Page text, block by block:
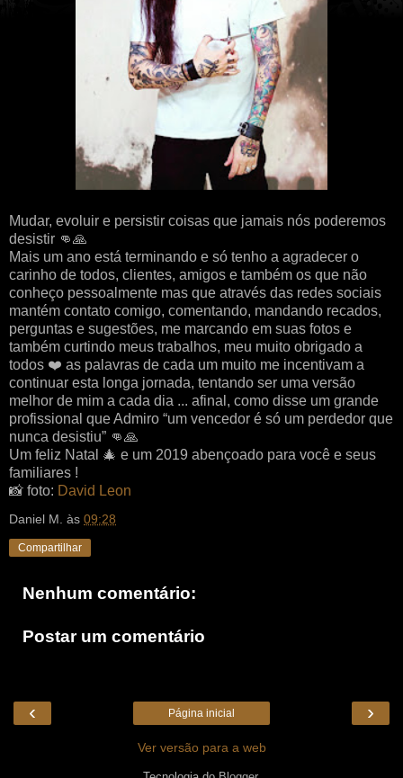
Mudar, evoluir e persistir coisas que jamais nós poderemos
desistir 👊🙏
Mais um ano está terminando e só tenho a agradecer o
carinho de todos, clientes, amigos e também os que não
conheço pessoalmente mas que através das redes sociais
mantém contato comigo, comentando, mandando recados,
perguntas e sugestões, me marcando em suas fotos e
também curtindo meus trabalhos, meu muito obrigado a
todos ❤️ as palavras de cada um muito me incentivam a
continuar esta longa jornada, tentando ser uma versão
melhor de mim a cada dia ... afinal, como disse um grande
profissional que Admiro “um vencedor é só um perdedor que
nunca desistiu” 👊🙏
Um feliz Natal 🎄 e um 2019 abençoado para você e seus
familiares !
📸 foto: David Leon
Daniel M. às 09:28
Compartilhar
Nenhum comentário:
Postar um comentário
‹ ›
Página inicial
Ver versão para a web